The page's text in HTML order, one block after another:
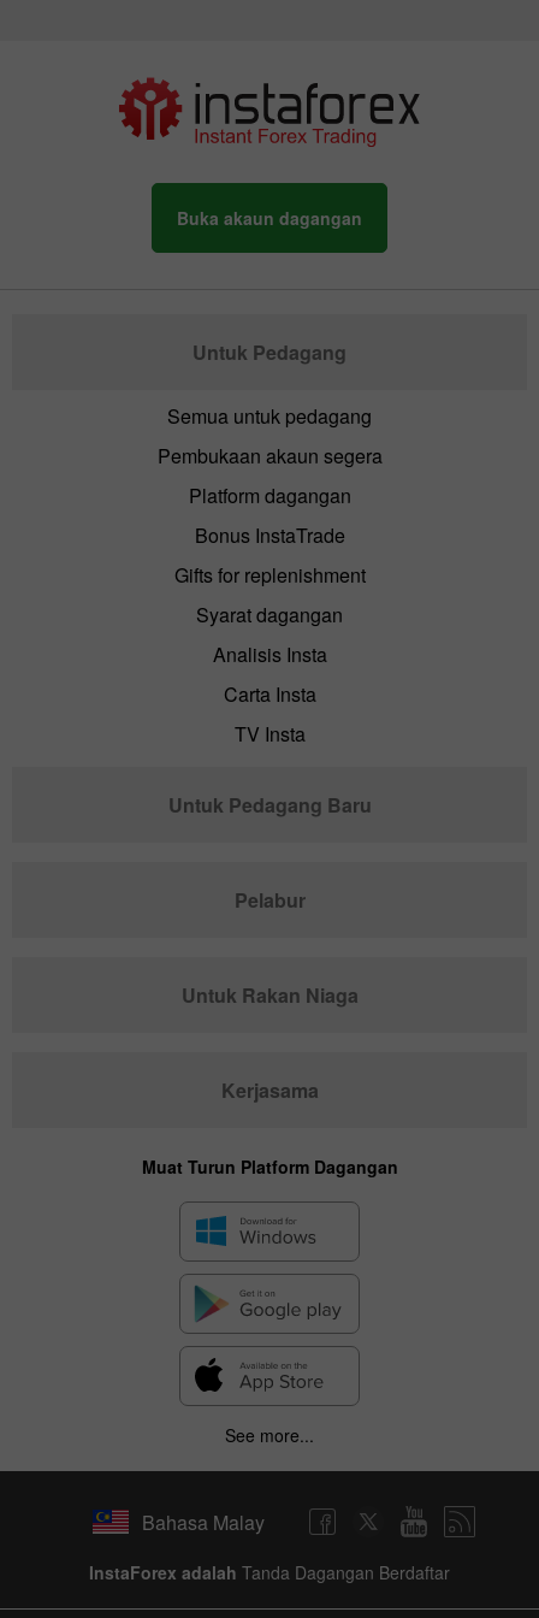
Buka akaun dagangan
Untuk Pedagang
Semua untuk pedagang
Pembukaan akaun segera
Platform dagangan
Bonus InstaTrade
Gifts for replenishment
Syarat dagangan
Analisis Insta
Carta Insta
TV Insta
Untuk Pedagang Baru
Pelabur
Untuk Rakan Niaga
Kerjasama
Muat Turun Platform Dagangan
See more...
Bahasa Malay
InstaForex adalah Tanda Dagangan Berdaftar